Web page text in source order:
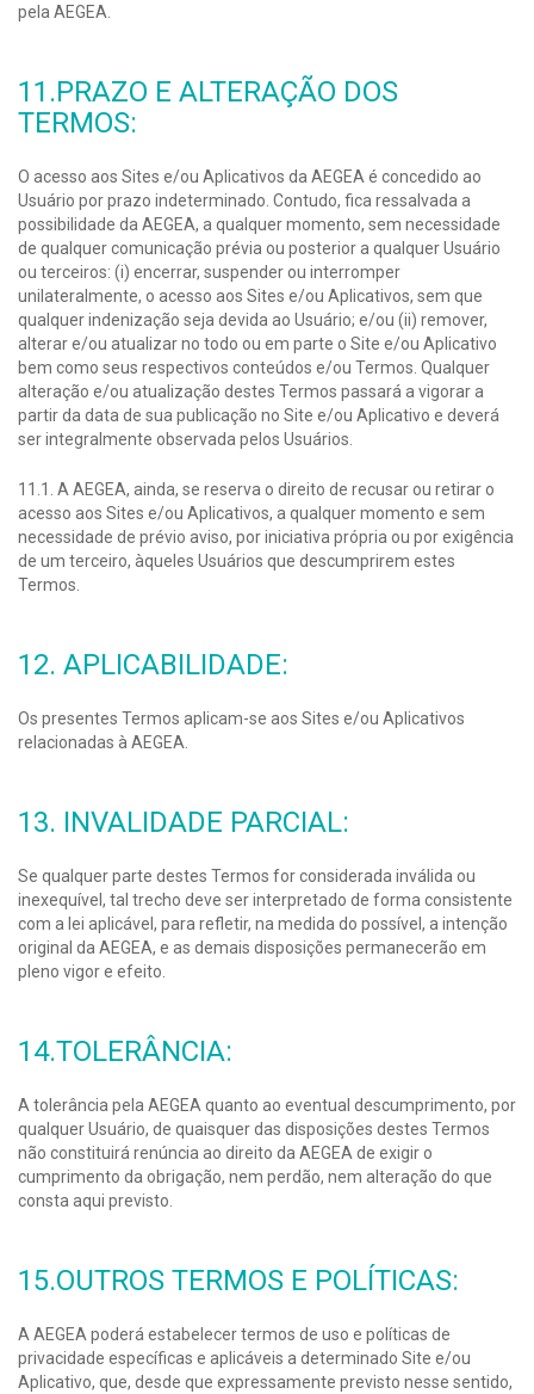
pela AEGEA.
11.PRAZO E ALTERAÇÃO DOS
TERMOS:
O acesso aos Sites e/ou Aplicativos da AEGEA é concedido ao
Usuário por prazo indeterminado. Contudo, fica ressalvada a
possibilidade da AEGEA, a qualquer momento, sem necessidade
de qualquer comunicação prévia ou posterior a qualquer Usuário
ou terceiros: (i) encerrar, suspender ou interromper
unilateralmente, o acesso aos Sites e/ou Aplicativos, sem que
qualquer indenização seja devida ao Usuário; e/ou (ii) remover,
alterar e/ou atualizar no todo ou em parte o Site e/ou Aplicativo
bem como seus respectivos conteúdos e/ou Termos. Qualquer
alteração e/ou atualização destes Termos passará a vigorar a
partir da data de sua publicação no Site e/ou Aplicativo e deverá
ser integralmente observada pelos Usuários.
11.1. A AEGEA, ainda, se reserva o direito de recusar ou retirar o
acesso aos Sites e/ou Aplicativos, a qualquer momento e sem
necessidade de prévio aviso, por iniciativa própria ou por exigência
de um terceiro, àqueles Usuários que descumprirem estes
Termos.
12. APLICABILIDADE:
Os presentes Termos aplicam-se aos Sites e/ou Aplicativos
relacionadas à AEGEA.
13. INVALIDADE PARCIAL:
Se qualquer parte destes Termos for considerada inválida ou
inexequível, tal trecho deve ser interpretado de forma consistente
com a lei aplicável, para refletir, na medida do possível, a intenção
original da AEGEA, e as demais disposições permanecerão em
pleno vigor e efeito.
14.TOLERÂNCIA:
A tolerância pela AEGEA quanto ao eventual descumprimento, por
qualquer Usuário, de quaisquer das disposições destes Termos
não constituirá renúncia ao direito da AEGEA de exigir o
cumprimento da obrigação, nem perdão, nem alteração do que
consta aqui previsto.
15.OUTROS TERMOS E POLÍTICAS:
A AEGEA poderá estabelecer termos de uso e políticas de
privacidade específicas e aplicáveis a determinado Site e/ou
Aplicativo, que, desde que expressamente previsto nesse sentido,